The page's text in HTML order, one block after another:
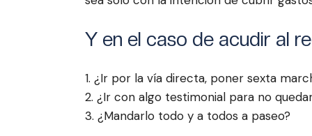
Y en el caso de acudir al
¿Ir por la vía directa, poner sexta
¿Ir con algo testimonial para no
¿Mandarlo todo y a todos a paseo?